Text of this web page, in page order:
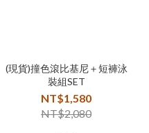
(現貨)撞色滾比基尼＋短褲泳
裝組SET
NT$1,580
NT$2,080